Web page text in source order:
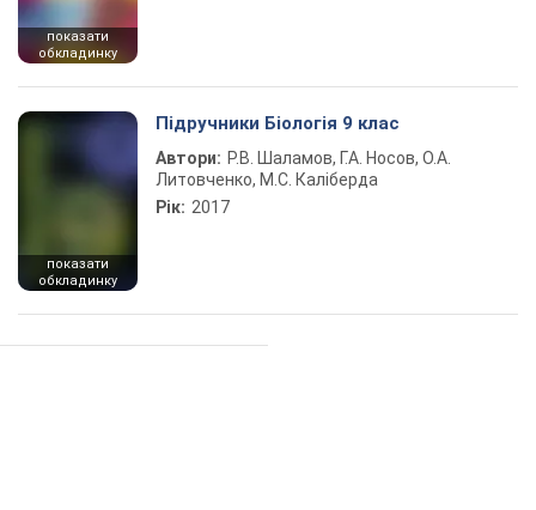
показати
обкладинку
показати
обкладинку
Підручники Біологія 9 клас
Автори: Р.В. Шаламов, Г.А. Носов, О.А.
Литовченко, М.С. Каліберда
Рік: 2017